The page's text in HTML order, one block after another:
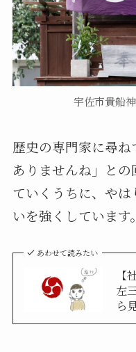
宇佐市貴船
歴史の専門家に尋
ありませんね」と
ていくうちに、や
いを強くしています。
あわせて読みたい
左
ら